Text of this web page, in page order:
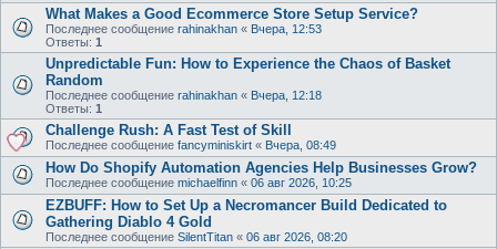
What Makes a Good Ecommerce Store Setup Service?
Последнее сообщение rahinakhan « Вчера, 12:53
Ответы: 1
Unpredictable Fun: How to Experience the Chaos of Basket
Random
Последнее сообщение rahinakhan « Вчера, 12:18
Ответы: 1
Challenge Rush: A Fast Test of Skill
Последнее сообщение fancyminiskirt « Вчера, 08:49
How Do Shopify Automation Agencies Help Businesses Grow?
Последнее сообщение michaelfinn « 06 авг 2026, 10:25
EZBUFF: How to Set Up a Necromancer Build Dedicated to
Gathering Diablo 4 Gold
Последнее сообщение SilentTitan « 06 авг 2026, 08:20